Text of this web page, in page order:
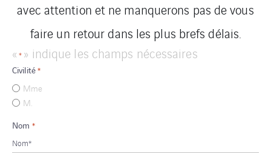
avec attention et ne manquerons pas de vous
faire un retour dans les plus brefs délais.
«* » indique les champs nécessaires
Civilité*
Mme
M.
Nom *